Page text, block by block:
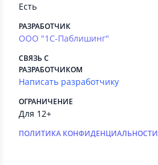
Есть
РАЗРАБОТЧИК
ООО "1С-Паблишинг"
СВЯЗЬ С
РАЗРАБОТЧИКОМ
Написать разработчику
ОГРАНИЧЕНИЕ
Для 12+
ПОЛИТИКА КОНФИДЕНЦИАЛЬНОСТИ